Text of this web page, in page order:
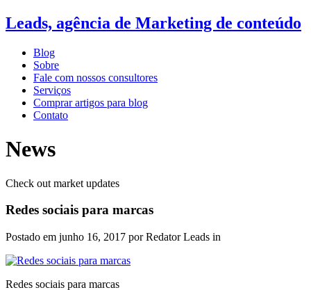
Leads, agência de Marketing de conteúdo
Blog
Sobre
Fale com nossos consultores
Serviços
Comprar artigos para blog
Contato
News
Check out market updates
Redes sociais para marcas
Postado em junho 16, 2017 por Redator Leads in
Redes sociais para marcas